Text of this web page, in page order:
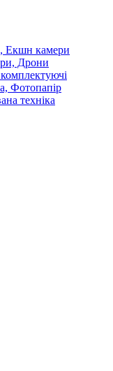
Екшн камери
Дрони
Фотопапір
техніка